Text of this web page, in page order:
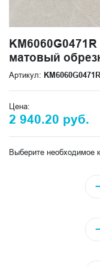
матовый
Артикул: KM6060G0471R
Цена:
2 940.20 руб.
Выберите необходимое
−
−